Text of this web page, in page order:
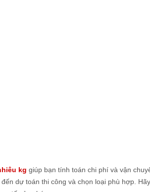
kg giúp bạn tính toán chi phí và vận
dự toán thi công và chọn loại phù hợp.